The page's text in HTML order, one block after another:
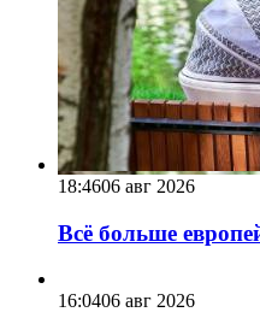
18:4606 авг 2026
Всё больше
16:0406 авг 2026